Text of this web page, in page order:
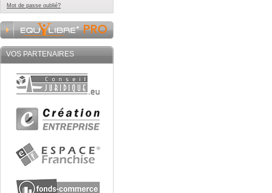
Mot de passe oublié?
VOS PARTENAIRES